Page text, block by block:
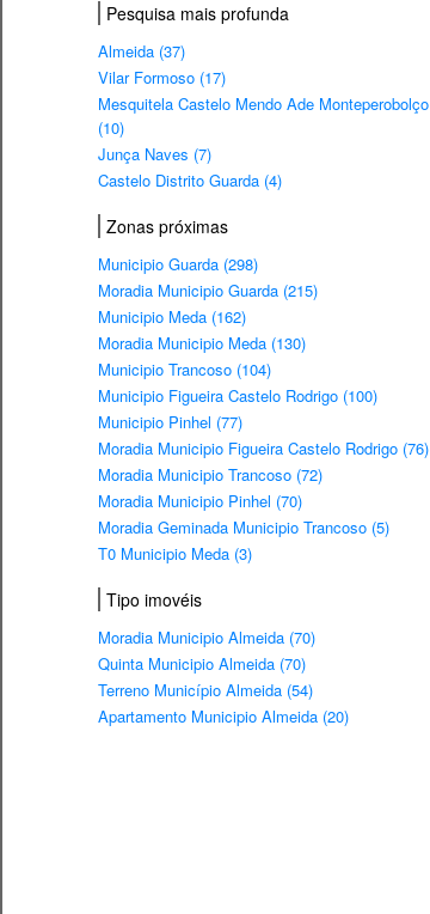
Pesquisa mais profunda
Almeida (37)
Vilar Formoso (17)
Mesquitela Castelo Mendo Ade Monteperobolço
(10)
Junça Naves (7)
Castelo Distrito Guarda (4)
Zonas próximas
Municipio Guarda (298)
Moradia Municipio Guarda (215)
Municipio Meda (162)
Moradia Municipio Meda (130)
Municipio Trancoso (104)
Municipio Figueira Castelo Rodrigo (100)
Municipio Pinhel (77)
Moradia Municipio Figueira Castelo Rodrigo (76)
Moradia Municipio Trancoso (72)
Moradia Municipio Pinhel (70)
Moradia Geminada Municipio Trancoso (5)
T0 Municipio Meda (3)
Tipo imovéis
Moradia Municipio Almeida (70)
Quinta Municipio Almeida (70)
Terreno Município Almeida (54)
Apartamento Municipio Almeida (20)